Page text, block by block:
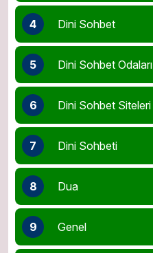
4 Dini Sohbet
5 Dini Sohbet Odaları
6 Dini Sohbet Siteleri
7 Dini Sohbeti
8 Dua
9 Genel